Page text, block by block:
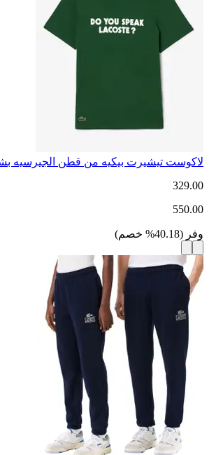
لاكوست تيشيرت بيكيه من قطن الجيرسيه
329.00
550.00
وفر (
40.18
% خصم)